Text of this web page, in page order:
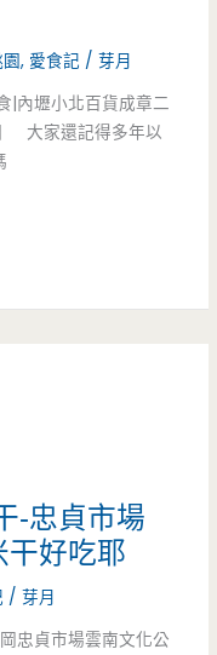
園, 愛食記 /芽月
|內壢小北百貨成章二
大家還記得多年以
-忠貞市場
干好吃耶
/芽月
忠貞市場雲南文化公